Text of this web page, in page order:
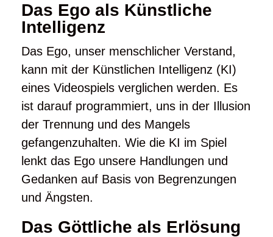
Das Ego als Künstliche
Intelligenz
Das Ego, unser menschlicher Verstand,
kann mit der Künstlichen Intelligenz (KI)
eines Videospiels verglichen werden. Es
ist darauf programmiert, uns in der Illusion
der Trennung und des Mangels
gefangenzuhalten. Wie die KI im Spiel
lenkt das Ego unsere Handlungen und
Gedanken auf Basis von Begrenzungen
und Ängsten.
Das Göttliche als Erlösung